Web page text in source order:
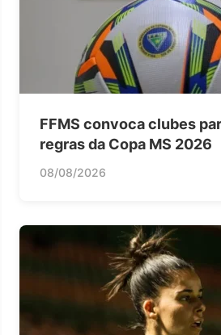
FFMS convoca clubes
regras da Copa MS 2026
08/08/2026